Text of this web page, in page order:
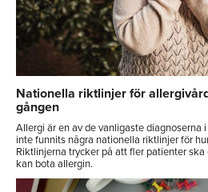
Nationella riktlinjer för
gången
Allergi är en av de vanligaste diagnoserna
inte funnits några nationella riktlinjer för
Riktlinjerna trycker på att fler patienter
kan bota allergin.